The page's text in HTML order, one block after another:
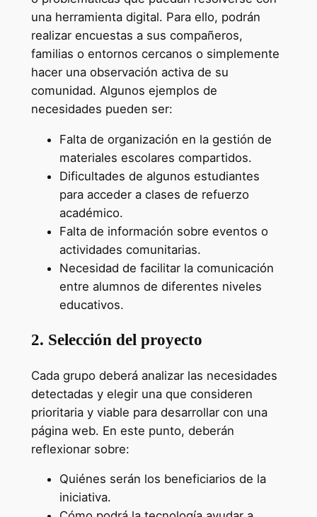
una herramienta digital. Para ello, podrán
realizar encuestas a sus compañeros,
familias o entornos cercanos o simplemente
hacer una observación activa de su
comunidad. Algunos ejemplos de
necesidades pueden ser:
Falta de organización en la gestión de
materiales escolares compartidos.
Dificultades de algunos estudiantes
para acceder a clases de refuerzo
académico.
Falta de información sobre eventos o
actividades comunitarias.
Necesidad de facilitar la comunicación
entre alumnos de diferentes niveles
educativos.
2. Selección del proyecto
Cada grupo deberá analizar las necesidades
detectadas y elegir una que consideren
prioritaria y viable para desarrollar con una
página web. En este punto, deberán
reflexionar sobre:
Quiénes serán los beneficiarios de la
iniciativa.